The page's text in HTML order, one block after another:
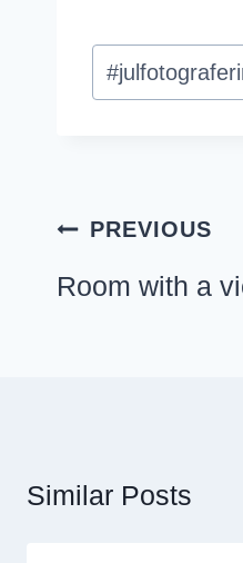
Post
Tags:
#
PREVIOUS
Room with a
Similar Posts